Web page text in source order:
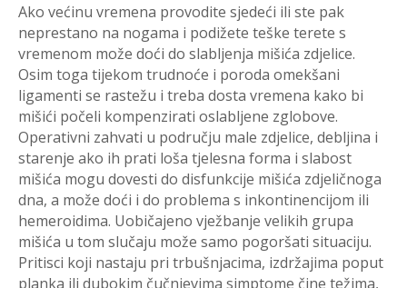
Ako većinu vremena provodite sjedeći ili ste pak
neprestano na nogama i podižete teške terete s
vremenom može doći do slabljenja mišića zdjelice.
Osim toga tijekom trudnoće i poroda omekšani
ligamenti se rastežu i treba dosta vremena kako bi
mišići počeli kompenzirati oslabljene zglobove.
Operativni zahvati u području male zdjelice, debljina i
starenje ako ih prati loša tjelesna forma i slabost
mišića mogu dovesti do disfunkcije mišića zdjeličnoga
dna, a može doći i do problema s inkontinencijom ili
hemeroidima. Uobičajeno vježbanje velikih grupa
mišića u tom slučaju može samo pogoršati situaciju.
Pritisci koji nastaju pri trbušnjacima, izdržajima poput
planka ili dubokim čučnjevima simptome čine težima,